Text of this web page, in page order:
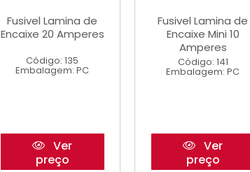
Fusivel Lamina de
Encaixe 20 Amperes
Código: 135
Embalagem: PC
Ver
preço
Fusivel Lamina de
Encaixe Mini 10
Amperes
Código: 141
Embalagem: PC
Ver
preço